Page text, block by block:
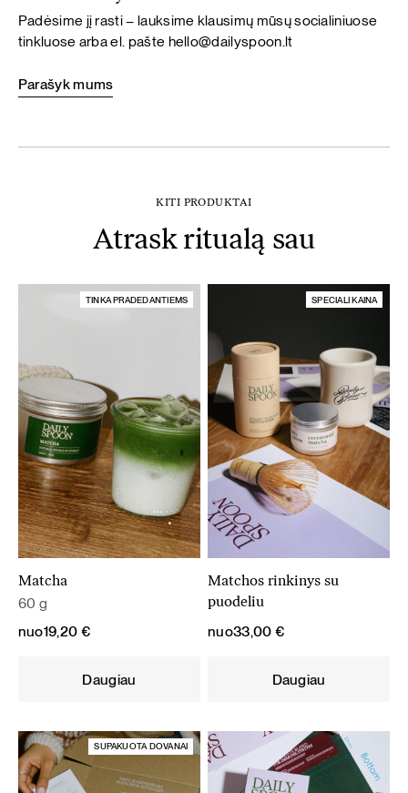
Padėsime jį rasti – lauksime klausimų mūsų socialiniuose
tinkluose arba el. pašte hello@dailyspoon.lt
Parašyk mums
KITI PRODUKTAI
Atrask ritualą sau
TINKA PRADEDANTIEMS
Matcha
60 g
nuo19,20 €
Daugiau
SPECIALI KAINA
Matchos rinkinys su
puodeliu
nuo33,00 €
Daugiau
SUPAKUOTA DOVANAI